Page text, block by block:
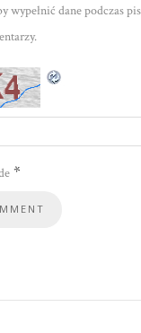
wypełnić dane podczas
*